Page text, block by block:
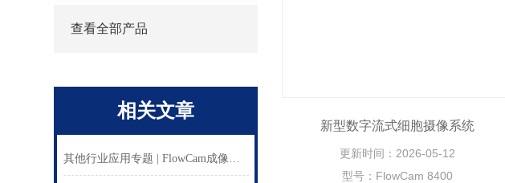
查看全部产品
相关文章
其他行业应用专题 | FlowCam成像技术在纤维形貌分析中的应用
新型数字流式细胞摄像系统
更新时间： 2026-05-12
型号： FlowCam 8400